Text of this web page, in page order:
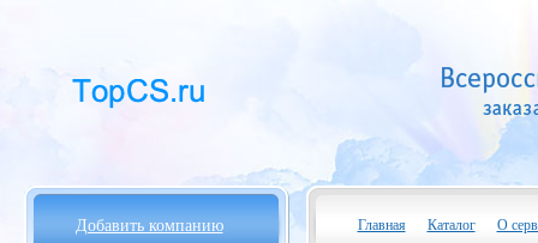
Добавить компанию Главная Каталог О